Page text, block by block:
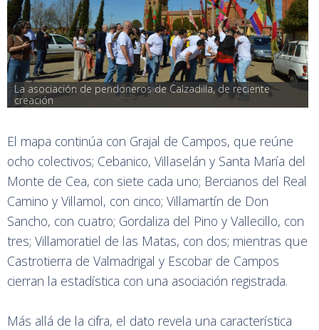
La asociación de pendoneros de Calzadilla, de reciente
creación
El mapa continúa con Grajal de Campos, que reúne
ocho colectivos; Cebanico, Villaselán y Santa María del
Monte de Cea, con siete cada uno; Bercianos del Real
Camino y Villamol, con cinco; Villamartín de Don
Sancho, con cuatro; Gordaliza del Pino y Vallecillo, con
tres; Villamoratiel de las Matas, con dos; mientras que
Castrotierra de Valmadrigal y Escobar de Campos
cierran la estadística con una asociación registrada.
Más allá de la cifra, el dato revela una característica